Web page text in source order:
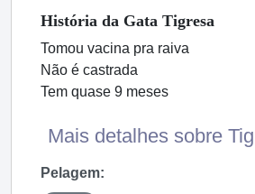
História da Gata Tigresa
Tomou vacina pra raiva
Não é castrada
Tem quase 9 meses
Mais detalhes sobre
Pelagem: